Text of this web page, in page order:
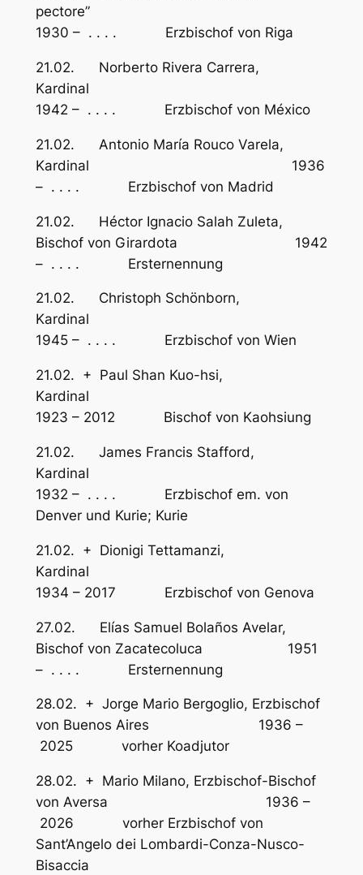
pectore”
1930 – . . . . Erzbischof von Riga
21.02. Norberto Rivera Carrera,
Kardinal
1942 – . . . . Erzbischof von México
21.02. Antonio María Rouco Varela,
Kardinal 1936
– . . . . Erzbischof von Madrid
21.02. Héctor Ignacio Salah Zuleta,
Bischof von Girardota 1942
– . . . . Ersternennung
21.02. Christoph Schönborn,
Kardinal
1945 – . . . . Erzbischof von Wien
21.02. + Paul Shan Kuo-hsi,
Kardinal
1923 – 2012 Bischof von Kaohsiung
21.02. James Francis Stafford,
Kardinal
1932 – . . . . Erzbischof em. von
Denver und Kurie; Kurie
21.02. + Dionigi Tettamanzi,
Kardinal
1934 – 2017 Erzbischof von Genova
27.02. Elías Samuel Bolaños Avelar,
Bischof von Zacatecoluca 1951
– . . . . Ersternennung
28.02. + Jorge Mario Bergoglio, Erzbischof
von Buenos Aires 1936 –
2025 vorher Koadjutor
28.02. + Mario Milano, Erzbischof-Bischof
von Aversa 1936 –
2026 vorher Erzbischof von
Sant’Angelo dei Lombardi-Conza-Nusco-
Bisaccia